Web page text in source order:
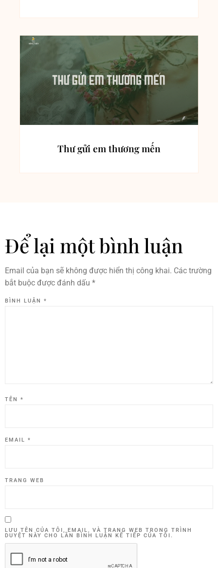
Thư gửi em thương mến
Để lại một bình luận
Email của bạn sẽ không được hiển thị công khai. Các trường
bắt buộc được đánh dấu *
BÌNH LUẬN *
TÊN *
EMAIL *
TRANG WEB
LƯU TÊN CỦA TÔI, EMAIL, VÀ TRANG WEB TRONG TRÌNH
DUYỆT NÀY CHO LẦN BÌNH LUẬN KẾ TIẾP CỦA TÔI.